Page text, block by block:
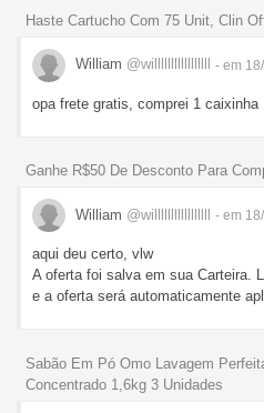
Haste Cartucho Com 75 Unit, Clin
William @willlllllllllllllll - em
opa frete gratis, comprei 1 caixinha
Ganhe R$50 De Desconto Para
William @willlllllllllllllll - em
aqui deu certo, vlw
A oferta foi salva em sua Carteira.
e a oferta será automaticamente
Sabão Em Pó Omo Lavagem
Concentrado 1,6kg 3 Unidades